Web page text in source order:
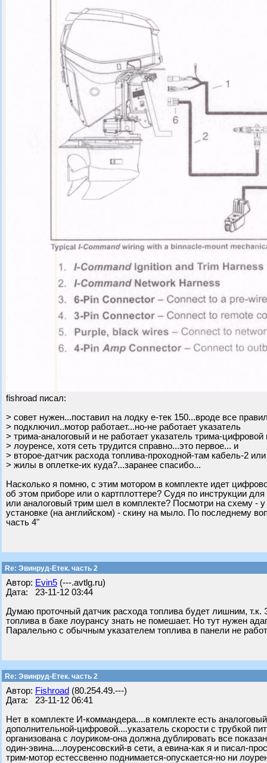
fishroad писал:
> совет нужен...поставил на лодку е-тек 150...вроде все
> подключил..мотор работает...но-не работает указатель
> трима-аналоговый и не работает указатель трима-цифровой
> лоуренсе, хотя сеть трудится справно...это первое... и
> второе-датчик расхода топлива-проходной-там кабель-2 или
> жилы в оплетке-их куда?...заранее спасибо...
Насколько я помню, с этим мотором в комплекте идет
об этом приборе или о картплоттере? Судя по инструкции
или аналоговый трим шел в комплекте? Посмотри на схему -
установке (на английском) - скину на мыло. По последнему
часть 4"
Re: Эвинруд-Етек. часть 2
Автор: Evin5 (---.avtlg.ru)
Дата: 23-11-12 03:44
Думаю проточный датчик расхода топлива будет лишним,
топлива в баке лоурансу знать не помешает. Но тут нужен
Паралельно с обычным указателем топлива в панели не
Re: Эвинруд-Етек. часть 2
Автор: Fishroad (80.254.49.---)
Дата: 23-11-12 06:41
Нет в комплекте И-коммандера....в комплекте есть
дополнительной-цифровой....указатель скорости с трубкой
организована с лоуриком-она должна дублировать все
один-эвина....лоуренсовский-в сети, а евина-как я и писал-
трим-мотор естессвенно поднимается-опускается-но ни